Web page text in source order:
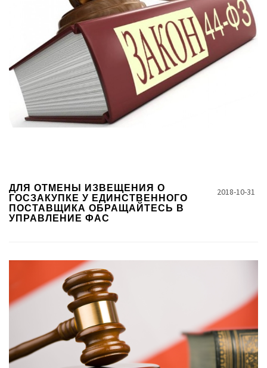
2018-10-31
ДЛЯ ОТМЕНЫ ИЗВЕЩЕНИЯ О
ГОСЗАКУПКЕ У ЕДИНСТВЕННОГО
ПОСТАВЩИКА ОБРАЩАЙТЕСЬ В
УПРАВЛЕНИЕ ФАС